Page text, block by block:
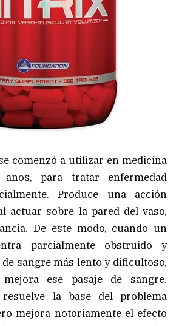
comenzó a utilizar en medicina
para tratar enfermedad
Produce una acción
actuar sobre la pared del vaso,
De este modo, cuando un
parcialmente obstruido y
sangre más lento y dificultoso,
ese pasaje de sangre.
la base del problema
mejora notoriamente el efecto